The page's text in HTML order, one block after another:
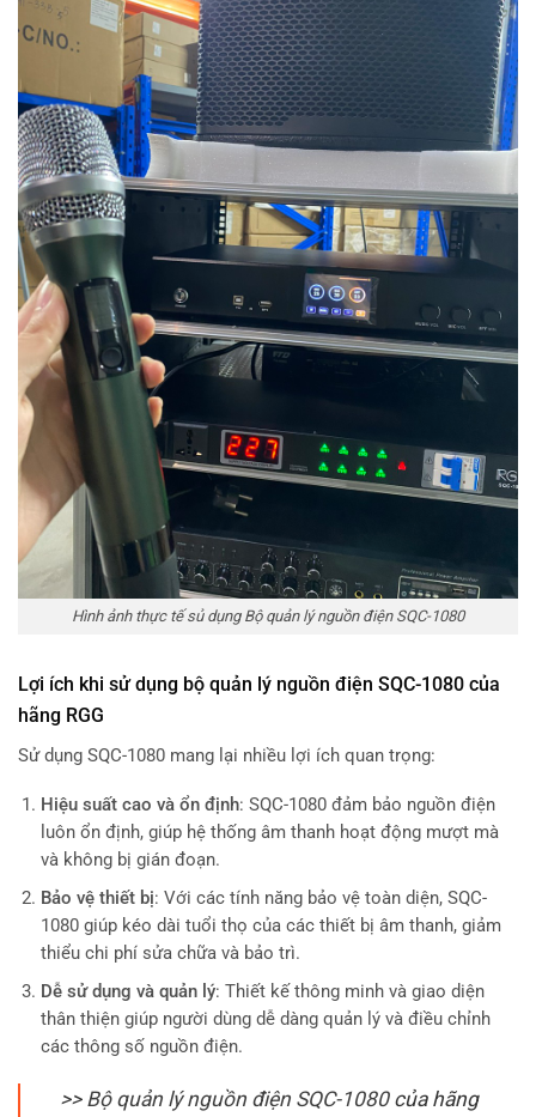
Hình ảnh thực tế sủ dụng Bộ quản lý nguồn điện SQC-1080
Lợi ích khi sử dụng bộ quản lý nguồn điện SQC-1080 của
hãng RGG
Sử dụng SQC-1080 mang lại nhiều lợi ích quan trọng:
Hiệu suất cao và ổn định: SQC-1080 đảm bảo nguồn điện
luôn ổn định, giúp hệ thống âm thanh hoạt động mượt mà
và không bị gián đoạn.
Bảo vệ thiết bị: Với các tính năng bảo vệ toàn diện, SQC-
1080 giúp kéo dài tuổi thọ của các thiết bị âm thanh, giảm
thiểu chi phí sửa chữa và bảo trì.
Dễ sử dụng và quản lý: Thiết kế thông minh và giao diện
thân thiện giúp người dùng dễ dàng quản lý và điều chỉnh
các thông số nguồn điện.
>> Bộ quản lý nguồn điện SQC-1080của hãng